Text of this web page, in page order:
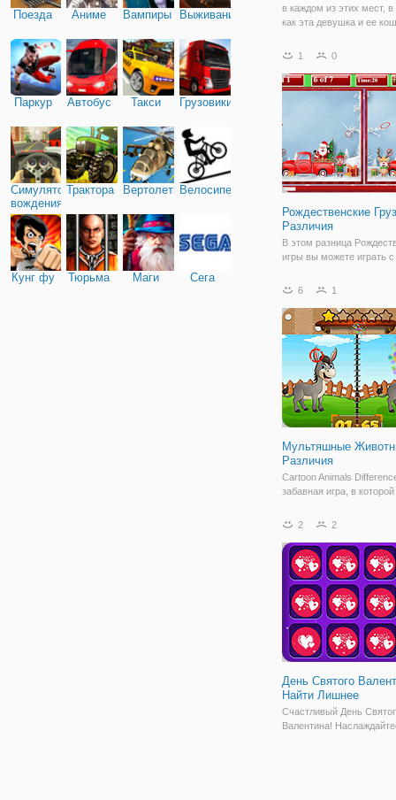
Поезда Аниме Вампиры Выживание
Паркур Автобус Такси Грузовики
Симулятор
вождения
Трактора ВертолетыВелосипед
Кунг фу Тюрьма Маги Сега
в каждом из этих мест,
как эта девушка и ее
Вот интересная игра-
можете выбрать
1 0
Рождественские
Различия
В этом разница
игры вы можете играть с
все семь различий в
прежде чем время,
подняться. У вас
времени, и это будет
6 1
Мультяшные
Различия
Cartoon Animals
забавная игра, в
с милыми мультяшными
вызов для всех с легкой
Часы тикают, сравните
изображения и быстро
2 2
День Святого
Найти Лишнее
Счастливый День
Валентина!